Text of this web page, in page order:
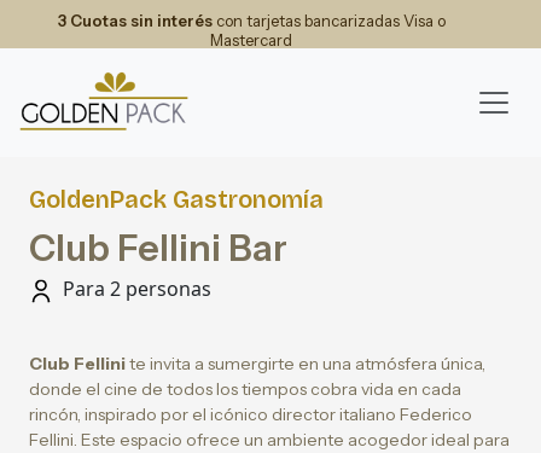
3 Cuotas sin interéscon tarjetas bancarizadas Visa o
Mastercard
GoldenPack Gastronomía
Club Fellini Bar
Para 2 personas
Club Fellinite invita a sumergirte en una atmósfera única,
donde el cine de todos los tiempos cobra vida en cada
rincón, inspirado por el icónico director italiano Federico
Fellini. Este espacio ofrece un ambiente acogedor ideal para